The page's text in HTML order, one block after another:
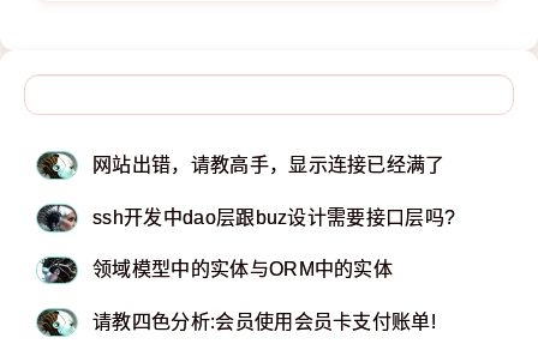
网站出错，请教高手，显示连接已经满了
ssh开发中dao层跟buz设计需要接口层吗?
领域模型中的实体与ORM中的实体
请教四色分析:会员使用会员卡支付账单!